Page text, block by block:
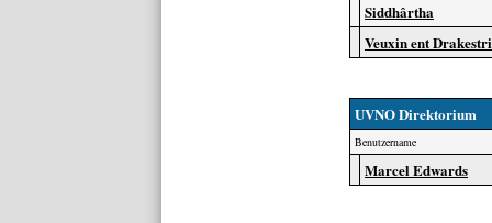
Siddhârtha
Veuxin ent
UVNO Direktorium
Benutzername
Marcel Edwards